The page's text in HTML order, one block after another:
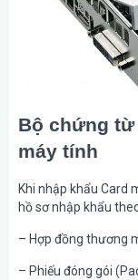
Bộ chứng từ
máy tính
Khi nhập khẩu Card
hồ sơ nhập khẩu
– Hợp đồng thương
– Phiếu đóng gói